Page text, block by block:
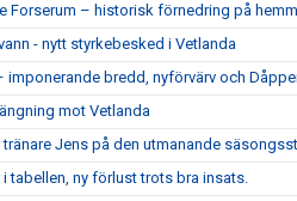
Forserum – historisk förnedring på
- nytt styrkebesked i Vetlanda
imponerande bredd, nyförvärv och
mot Vetlanda
tränare Jens på den utmanande
tabellen, ny förlust trots bra insats.